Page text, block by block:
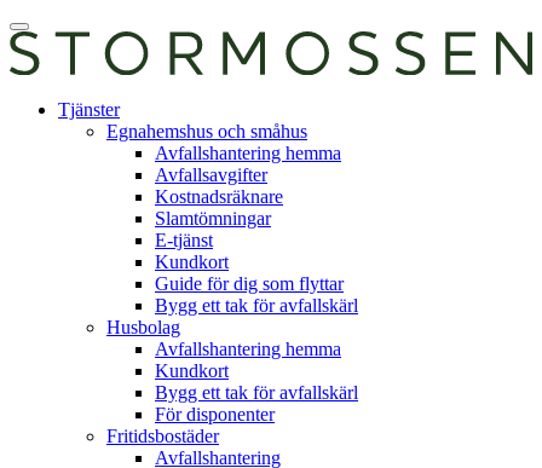
Skip
to
content
Öppna
huvudmeny
tjänst
Tjänster
Egnahemshus och småhus
Avfallshantering hemma
Avfallsavgifter
Kostnadsräknare
Slamtömningar
E-tjänst
Kundkort
Guide för dig som flyttar
Bygg ett tak för avfallskärl
Husbolag
Avfallshantering hemma
Kundkort
Bygg ett tak för avfallskärl
För disponenter
Fritidsbostäder
Avfallshantering